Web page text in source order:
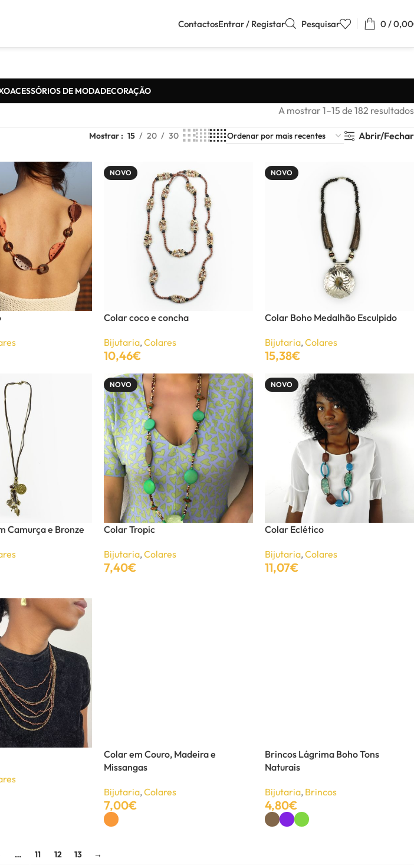
ContactosEntrar / Registar Pesquisar 0/0,00
ACESSÓRIOS DE MODADECORAÇÃO
A mostrar 1–15 de 182 resultados
Mostrar 15 20 30 Abrir/Fechar
NOVO
Colar coco e concha
Bijutaria,Colares
10,46€
NOVO
Colar Boho Medalhão Esculpido
Bijutaria,Colares
15,38€
Camurça e Bronze
NOVO
Colar Tropic
Bijutaria,Colares
7,40€
NOVO
Colar Eclético
Bijutaria,Colares
11,07€
Colar em Couro, Madeira e
Missangas
Bijutaria,Colares
7,00€
Ver Opções
Brincos Lágrima Boho Tons
Naturais
Bijutaria, Brincos
4,80€
Ver Opções
… 11 12 13 →